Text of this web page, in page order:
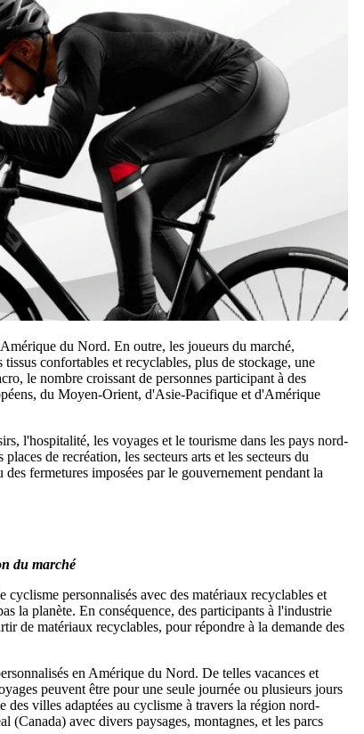
du Nord. En outre, les joueurs du marché,
confortables et recyclables, plus de stockage, une
le nombre croissant de personnes participant à des
du Moyen-Orient, d'Asie-Pacifique et d'Amérique
l'hospitalité, les voyages et le tourisme dans les pays nord-
de recréation, les secteurs arts et les secteurs du
fermetures imposées par le gouvernement pendant la
du marché
personnalisés avec des matériaux recyclables et
la planète. En conséquence, des participants à l'industrie
de matériaux recyclables, pour répondre à la demande des
en Amérique du Nord. De telles vacances et
peuvent être pour une seule journée ou plusieurs jours
villes adaptées au cyclisme à travers la région nord-
avec divers paysages, montagnes, et les parcs